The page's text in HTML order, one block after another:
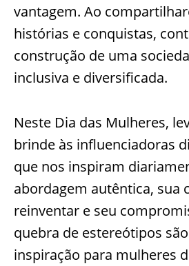
vantagem. Ao
histórias e conquistas,
construção de uma
inclusiva e diversificada.
Neste Dia das Mulheres,
brinde às influenciadoras
que nos inspiram
abordagem autêntica, sua
reinventar e seu
quebra de estereótipos
inspiração para mulheres